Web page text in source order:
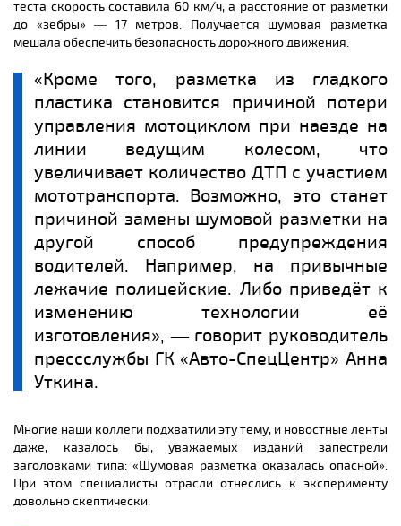
теста скорость составила 60 км/ч, а расстояние от разметки
до «зебры» ― 17 метров. Получается шумовая разметка
мешала обеспечить безопасность дорожного движения.
«Кроме того, разметка из гладкого
пластика становится причиной потери
управления мотоциклом при наезде на
линии ведущим колесом, что
увеличивает количество ДТП с участием
мототранспорта. Возможно, это станет
причиной замены шумовой разметки на
другой способ предупреждения
водителей. Например, на привычные
лежачие полицейские. Либо приведёт к
изменению технологии её
изготовления», ― говорит руководитель
прессслужбы ГК «Авто-СпецЦентр» Анна
Уткина.
Многие наши коллеги подхватили эту тему, и новостные ленты
даже, казалось бы, уважаемых изданий запестрели
заголовками типа: «Шумовая разметка оказалась опасной».
При этом специалисты отрасли отнеслись к эксперименту
довольно скептически.